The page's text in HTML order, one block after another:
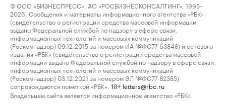
© ООО «БИЗНЕСПРЕСС», АО «РОСБИЗНЕСКОНСАЛТИНГ», 1995–
2026. Сообщения и материалы информационного агентства «РБК»
(свидетельство о регистрации средства массовой информации
выдано Федеральной службой по надзору в сфере связи,
информационных технологий и массовых коммуникаций
(Роскомнадзор) 09.12.2015 за номером ИА №ФС77-63848) и сетевого
издания «РБК» (свидетельство о регистрации средства массовой
информации выдано Федеральной службой по надзору в сфере связи,
информационных технологий и массовых коммуникаций
(Роскомнадзор) 03.12.2021 за номером ЭЛ №ФС77-82385)
сопровождаются пометкой «РБК».
18+ letters@rbc.ru
Владельцем сайта является информационное агентство «РБК».